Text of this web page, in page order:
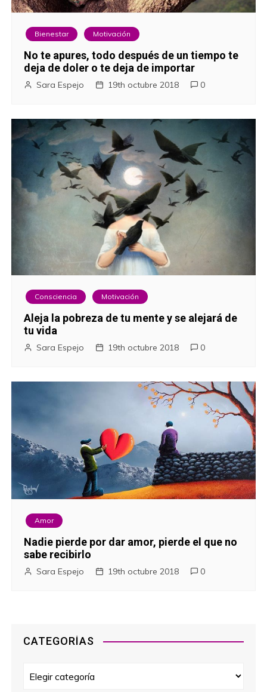
Bienestar Motivación
No te apures, todo después de un tiempo te
deja de doler o te deja de importar
Sara Espejo 19th octubre 2018 0
Consciencia Motivación
Aleja la pobreza de tu mente y se alejará de
tu vida
Sara Espejo 19th octubre 2018 0
Amor
Nadie pierde por dar amor, pierde el que no
sabe recibirlo
Sara Espejo 19th octubre 2018 0
CATEGORÍAS